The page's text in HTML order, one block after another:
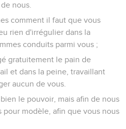
nous.
comment il faut que vous
rien d'irrégulier dans la
conduits parmi vous ;
gratuitement le pain de
et dans la peine, travaillant
aucun de vous.
le pouvoir, mais afin de nous
pour modèle, afin que vous nous